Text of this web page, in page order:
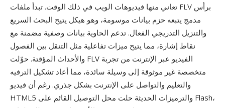
تعاني منها فيديوهات الويب في ذلك الوقت. تبدأ ملفات FLV برأس
مدمج يتبعه حزم بيانات موسومة، وهو هيكل يتيح البحث السريع
والتنزيل التدريجي الفعال. تدعم الحاوية بيانات وصفية مضمنة مع
نقاط إشارة، مما يتيح ميزات تفاعلية مثل التنقل بين الفصول
والأحداث المؤقتة. حوّلت FLV الفيديو عبر الإنترنت من تجربة
متخصصة غير موثوقة إلى وسيلة سائدة، مما أعاد تشكيل الترفيه
والتعليم والتواصل على الإنترنت بشكل جذري. رغم أن فيديو
HTML5 والترميزات الحديثة حلت محل التوصيل القائم على Flash،